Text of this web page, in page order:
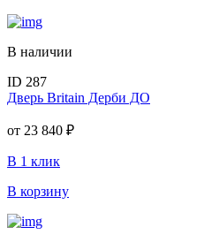
В наличии
ID 287
Дверь Britain Дерби ДО
от 23 840 ₽
В 1 клик
В корзину